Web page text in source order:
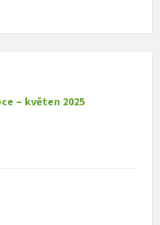
– květen 2025